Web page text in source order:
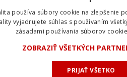
zvolený tlak v plášťoch cestného
voči defektom.
Okolo Burgosu: Chcel som
prácu tímu Ineos na prvé
štartovať na Tour de France.
používa súbory cookie na zlepšenie
vyjadrujete súhlas s používaním
zásadami používania súborov
ZOBRAZIŤ VŠETKÝCH
PRIJAŤ VŠETKO